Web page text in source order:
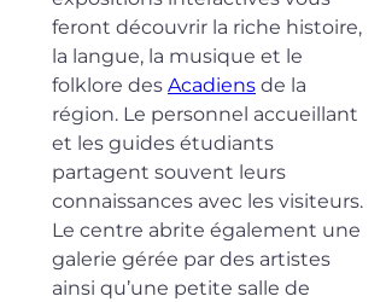
feront découvrir la riche histoire,
la langue, la musique et le
folklore des Acadiens de la
région. Le personnel accueillant
et les guides étudiants
partagent souvent leurs
connaissances avec les visiteurs.
Le centre abrite également une
galerie gérée par des artistes
ainsi qu’une petite salle de